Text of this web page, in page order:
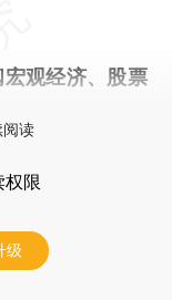
宏观经济、股票
阅读
权限
级